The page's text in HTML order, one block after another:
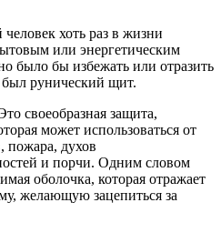
хоть раз в жизни
или энергетическим
было бы избежать или отразить
был рунический щит.
своеобразная защита,
может использоваться от
пожара, духов
и порчи. Одним словом
оболочка, которая отражает
желающую зацепиться за